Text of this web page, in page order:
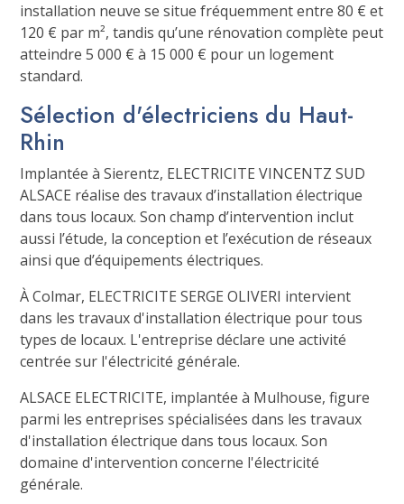
installation neuve se situe fréquemment entre 80 € et
120 € par m², tandis qu’une rénovation complète peut
atteindre 5 000 € à 15 000 € pour un logement
standard.
Sélection d'électriciens du Haut-
Rhin
Implantée à Sierentz, ELECTRICITE VINCENTZ SUD
ALSACE réalise des travaux d’installation électrique
dans tous locaux. Son champ d’intervention inclut
aussi l’étude, la conception et l’exécution de réseaux
ainsi que d’équipements électriques.
À Colmar, ELECTRICITE SERGE OLIVERI intervient
dans les travaux d'installation électrique pour tous
types de locaux. L'entreprise déclare une activité
centrée sur l'électricité générale.
ALSACE ELECTRICITE, implantée à Mulhouse, figure
parmi les entreprises spécialisées dans les travaux
d'installation électrique dans tous locaux. Son
domaine d'intervention concerne l'électricité
générale.